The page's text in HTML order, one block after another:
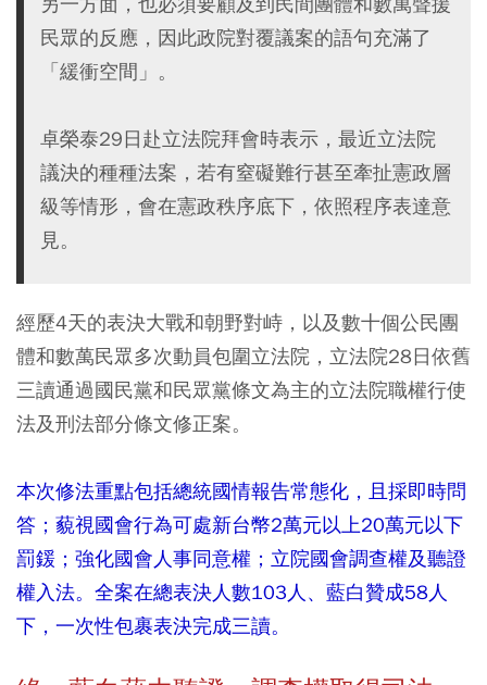
民眾的反應，因此政院對覆議案的語句充滿了
「緩衝空間」。
卓榮泰29日赴立法院拜會時表示，最近立法院
議決的種種法案，若有窒礙難行甚至牽扯憲政層
級等情形，會在憲政秩序底下，依照程序表達意
見。
經歷4天的表決大戰和朝野對峙，以及數十個公民團
體和數萬民眾多次動員包圍立法院，立法院28日依舊
三讀通過國民黨和民眾黨條文為主的立法院職權行使
法及刑法部分條文修正案。
本次修法重點包括總統國情報告常態化，且採即時問
答；藐視國會行為可處新台幣2萬元以上20萬元以下
罰鍰；強化國會人事同意權；立院國會調查權及聽證
權入法。全案在總表決人數103人、藍白贊成58人
下，一次性包裹表決完成三讀。